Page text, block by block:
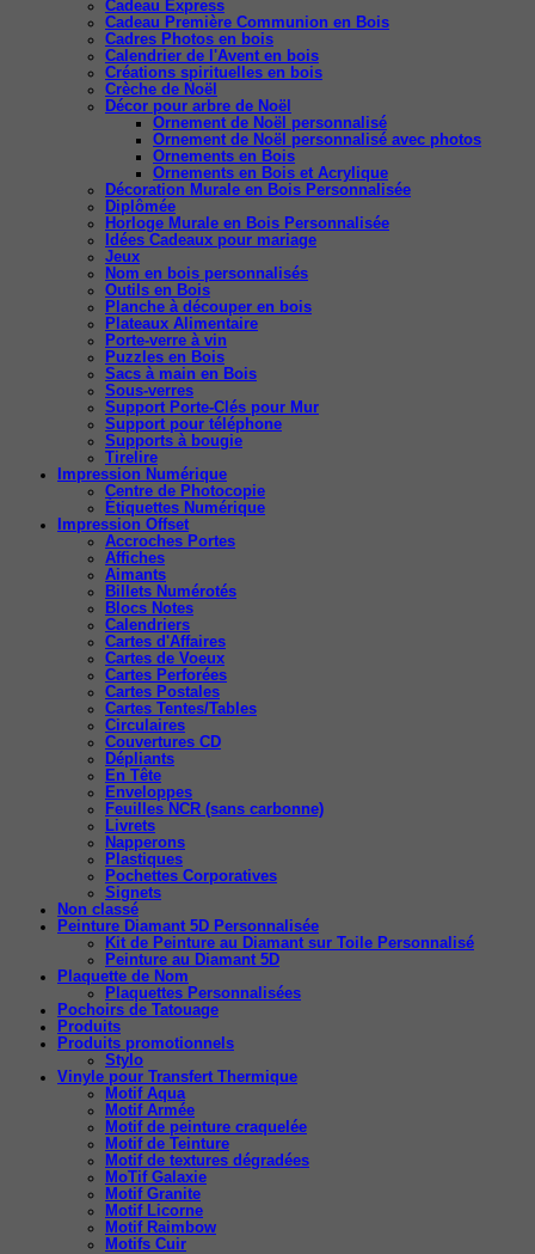
Cadeau Express
Cadeau Première Communion en Bois
Cadres Photos en bois
Calendrier de l'Avent en bois
Créations spirituelles en bois
Crèche de Noël
Décor pour arbre de Noël
Ornement de Noël personnalisé
Ornement de Noël personnalisé avec photos
Ornements en Bois
Ornements en Bois et Acrylique
Décoration Murale en Bois Personnalisée
Diplômée
Horloge Murale en Bois Personnalisée
Idées Cadeaux pour mariage
Jeux
Nom en bois personnalisés
Outils en Bois
Planche à découper en bois
Plateaux Alimentaire
Porte-verre à vin
Puzzles en Bois
Sacs à main en Bois
Sous-verres
Support Porte-Clés pour Mur
Support pour téléphone
Supports à bougie
Tirelire
Impression Numérique
Centre de Photocopie
Étiquettes Numérique
Impression Offset
Accroches Portes
Affiches
Aimants
Billets Numérotés
Blocs Notes
Calendriers
Cartes d'Affaires
Cartes de Voeux
Cartes Perforées
Cartes Postales
Cartes Tentes/Tables
Circulaires
Couvertures CD
Dépliants
En Tête
Enveloppes
Feuilles NCR (sans carbonne)
Livrets
Napperons
Plastiques
Pochettes Corporatives
Signets
Non classé
Peinture Diamant 5D Personnalisée
Kit de Peinture au Diamant sur Toile Personnalisé
Peinture au Diamant 5D
Plaquette de Nom
Plaquettes Personnalisées
Pochoirs de Tatouage
Produits
Produits promotionnels
Stylo
Vinyle pour Transfert Thermique
Motif Aqua
Motif Armée
Motif de peinture craquelée
Motif de Teinture
Motif de textures dégradées
MoTif Galaxie
Motif Granite
Motif Licorne
Motif Raimbow
Motifs Cuir